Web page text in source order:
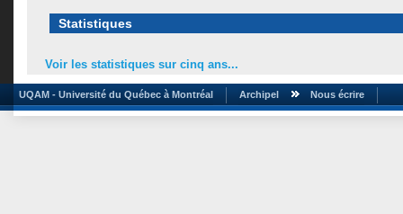
Statistiques
Voir les statistiques sur cinq ans...
UQAM - Université du Québec à Montréal Archipel Nous écrire